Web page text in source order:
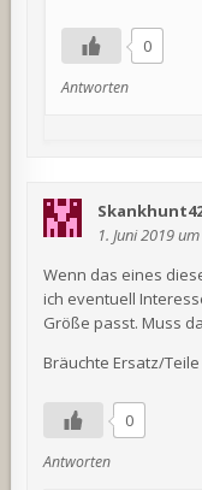
0
Antworten
1. Juni 2019
Wenn das eines
ich eventuell
Größe passt. Muss
Bräuchte Ersatz/
0
Antworten